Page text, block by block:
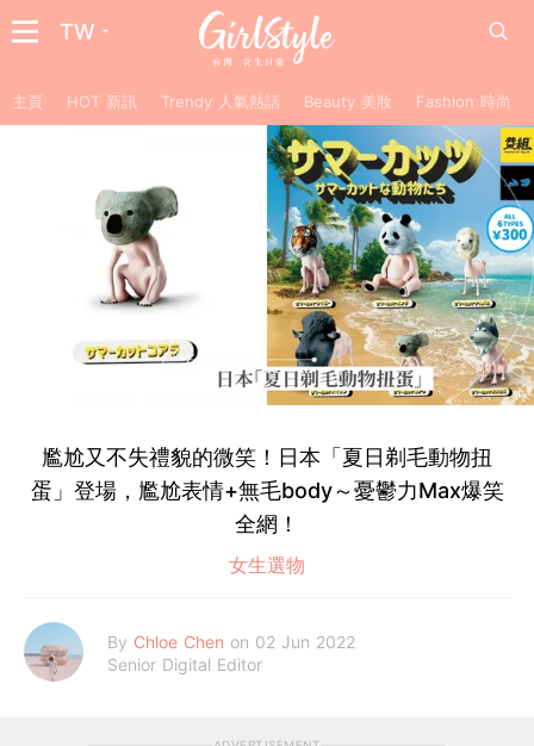
TW
主頁 HOT 新訊 Trendy 人氣熱話 Beauty 美妝 Fashion 時尚
尷尬又不失禮貌的微笑！日本「夏日剃毛動物扭
蛋」登場，尷尬表情+無毛body～憂鬱力Max爆笑
全網！
女生選物
By Chloe Chen on 02 Jun 2022
Senior Digital Editor